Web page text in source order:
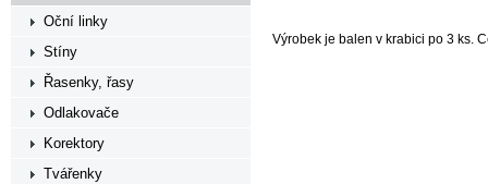
Výrobek je balen v krabici po 3 ks.
Oční linky
Stíny
Řasenky, řasy
Odlakovače
Korektory
Tvářenky